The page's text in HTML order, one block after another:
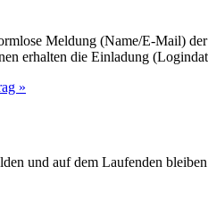
Meldung (Name/E-Mail)
erhalten die Einladung
»
und auf dem Laufenden